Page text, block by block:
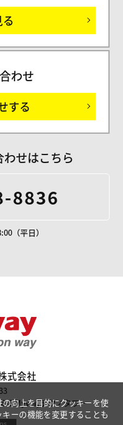
わせ
する
せはこちら
8836
（平日）
式会社
8 Mywayテクノタワー
向上を目的にクッキーを使
ーの機能を変更することも